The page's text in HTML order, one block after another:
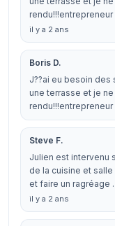
il y a 2 ans
Boris D.
J??ai eu besoin
une terrasse et je
Steve F.
Julien est intervenu
de la cuisine et
et faire un ragréage
il y a 2 ans